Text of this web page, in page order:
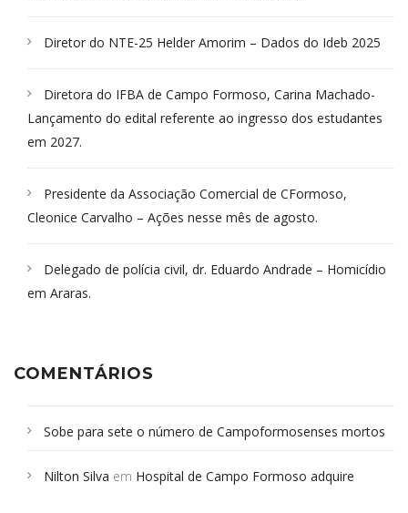
Diretor do NTE-25 Helder Amorim – Dados do Ideb 2025
Diretora do IFBA de Campo Formoso, Carina Machado-
Lançamento do edital referente ao ingresso dos estudantes
em 2027.
Presidente da Associação Comercial de CFormoso,
Cleonice Carvalho – Ações nesse mês de agosto.
Delegado de polícia civil, dr. Eduardo Andrade – Homicídio
em Araras.
COMENTÁRIOS
Sobe para sete o número de Campoformosenses mortos
Campoformosenses que morreram em desabamentos são
Nilton Silva em Hospital de Campo Formoso adquire